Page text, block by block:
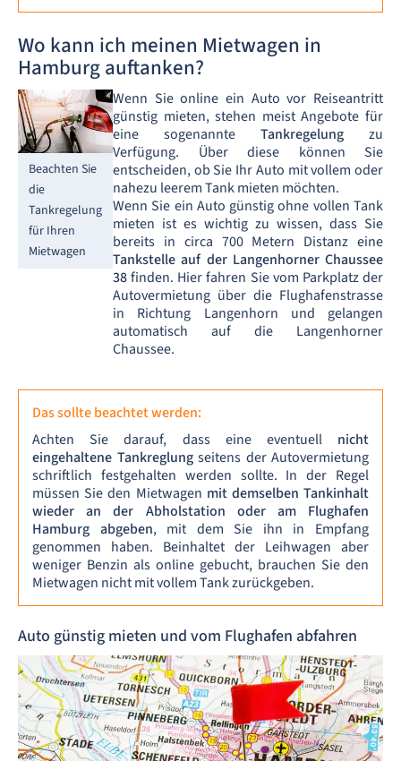
Wo kann ich meinen Mietwagen in
Hamburg auftanken?
Beachten Sie
die
Tankregelung
für Ihren
Mietwagen
Wenn Sie online ein Auto vor Reiseantritt
günstig mieten, stehen meist Angebote für
eine sogenannte Tankregelung zu
Verfügung. Über diese können Sie
entscheiden, ob Sie Ihr Auto mit vollem oder
nahezu leerem Tank mieten möchten.
Wenn Sie ein Auto günstig ohne vollen Tank
mieten ist es wichtig zu wissen, dass Sie
bereits in circa 700 Metern Distanz eine
Tankstelle auf der Langenhorner Chaussee
38finden. Hier fahren Sie vom Parkplatz der
Autovermietung über die Flughafenstrasse
in Richtung Langenhorn und gelangen
automatisch auf die Langenhorner
Chaussee.
Das sollte beachtet werden:
Achten Sie darauf, dass eine eventuell nicht
eingehaltene Tankreglungseitens der Autovermietung
schriftlich festgehalten werden sollte. In der Regel
müssen Sie den Mietwagen mit demselben Tankinhalt
wieder an der Abholstation oder am Flughafen
Hamburg abgeben, mit dem Sie ihn in Empfang
genommen haben. Beinhaltet der Leihwagen aber
weniger Benzin als online gebucht, brauchen Sie den
Mietwagen nicht mit vollem Tank zurückgeben.
Auto günstig mieten und vom Flughafen abfahren